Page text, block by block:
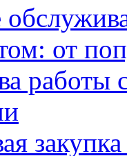
от
работы